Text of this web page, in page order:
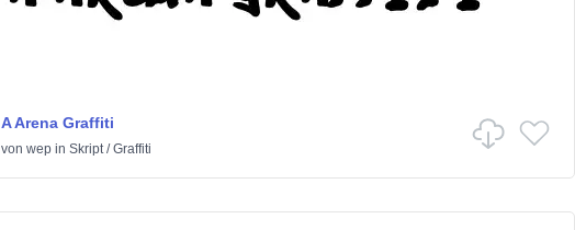
A Arena Graffiti
von wepin Skript/Graffiti